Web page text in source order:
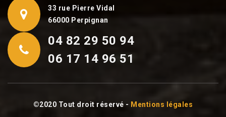
33 rue Pierre Vidal
66000 Perpignan
04 82 29 50 94
06 17 14 96 51
©2020 Tout droit réservé - Mentions légales